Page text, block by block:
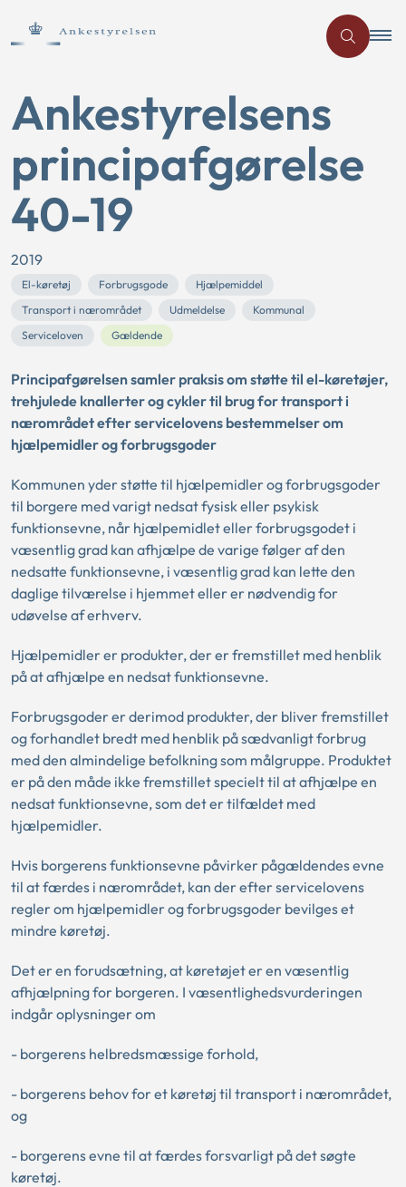
Ankestyrelsens
principafgørelse
40-19
2019
El-køretøj Forbrugsgode
Hjælpemiddel
Transport i nærområdet
Udmeldelse
Kommunal
Serviceloven
Gældende
Principafgørelsen samler praksis om støtte til el-køretøjer,
trehjulede knallerter og cykler til brug for transport i
nærområdet efter servicelovens bestemmelser om
hjælpemidler og forbrugsgoder
Kommunen yder støtte til hjælpemidler og forbrugsgoder
til borgere med varigt nedsat fysisk eller psykisk
funktionsevne, når hjælpemidlet eller forbrugsgodet i
væsentlig grad kan afhjælpe de varige følger af den
nedsatte funktionsevne, i væsentlig grad kan lette den
daglige tilværelse i hjemmet eller er nødvendig for
udøvelse af erhverv.
Hjælpemidler er produkter, der er fremstillet med henblik
på at afhjælpe en nedsat funktionsevne.
Forbrugsgoder er derimod produkter, der bliver fremstillet
og forhandlet bredt med henblik på sædvanligt forbrug
med den almindelige befolkning som målgruppe. Produktet
er på den måde ikke fremstillet specielt til at afhjælpe en
nedsat funktionsevne, som det er tilfældet med
hjælpemidler.
Hvis borgerens funktionsevne påvirker pågældendes evne
til at færdes i nærområdet, kan der efter servicelovens
regler om hjælpemidler og forbrugsgoder bevilges et
mindre køretøj.
Det er en forudsætning, at køretøjet er en væsentlig
afhjælpning for borgeren. I væsentlighedsvurderingen
indgår oplysninger om
- borgerens helbredsmæssige forhold,
- borgerens behov for et køretøj til transport i nærområdet,
og
- borgerens evne til at færdes forsvarligt på det søgte
køretøj.